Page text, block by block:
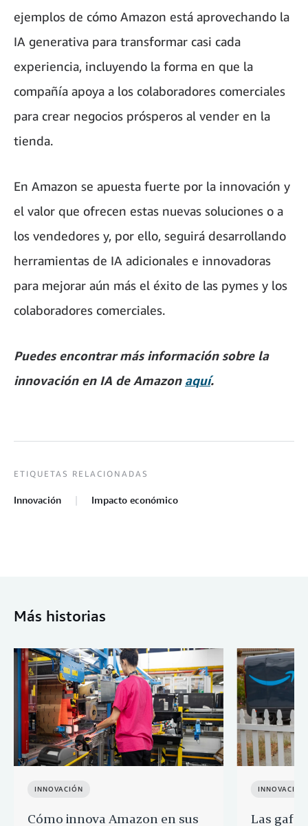
ejemplos de cómo Amazon está aprovechando la
IA generativa para transformar casi cada
experiencia, incluyendo la forma en que la
compañía apoya a los colaboradores comerciales
para crear negocios prósperos al vender en la
tienda.
En Amazon se apuesta fuerte por la innovación y
el valor que ofrecen estas nuevas soluciones o a
los vendedores y, por ello, seguirá desarrollando
herramientas de IA adicionales e innovadoras
para mejorar aún más el éxito de las pymes y los
colaboradores comerciales.
Puedes encontrar más información sobre la
innovación en IA de Amazon aquí.
ETIQUETAS RELACIONADAS
Innovación Impacto económico
Más historias
INNOVACIÓN
Cómo innova Amazon en sus
INNOVACIÓN
Las